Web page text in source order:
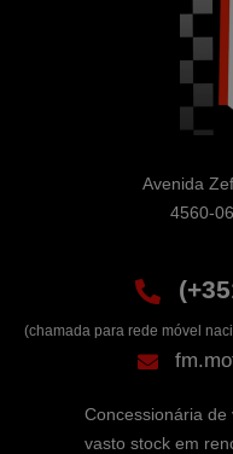
Avenida
4560-
(chamada para rede móvel
Concessionária
vasto stock em